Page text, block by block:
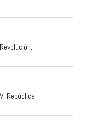
República